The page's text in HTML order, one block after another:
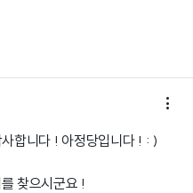

합니다 ! 아정당입니다 ! : )
찾으시군요 !